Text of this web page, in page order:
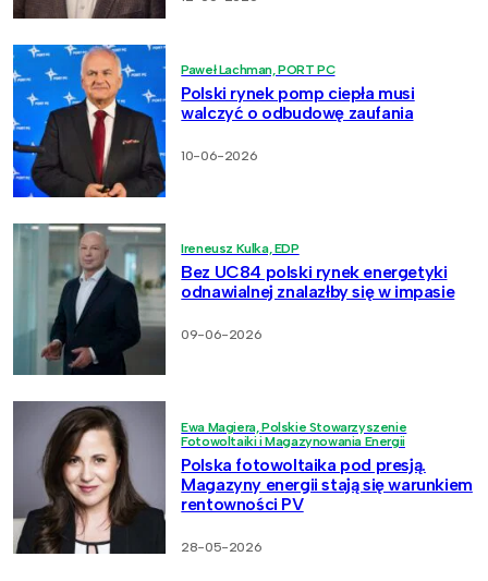
Paweł Lachman, PORT PC
Polski rynek pomp ciepła musi
walczyć o odbudowę zaufania
10-06-2026
Ireneusz Kulka, EDP
Bez UC84 polski rynek energetyki
odnawialnej znalazłby się w impasie
09-06-2026
Ewa Magiera, Polskie Stowarzyszenie
Fotowoltaiki i Magazynowania Energii
Polska fotowoltaika pod presją.
Magazyny energii stają się warunkiem
rentowności PV
28-05-2026